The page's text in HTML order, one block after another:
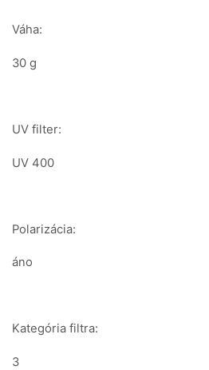
Váha:
30 g
UV filter:
UV 400
Polarizácia:
áno
Kategória filtra:
3